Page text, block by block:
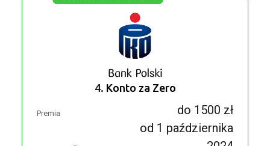
4. Konto za Zero
Premia do 1500 zł
od 1 października